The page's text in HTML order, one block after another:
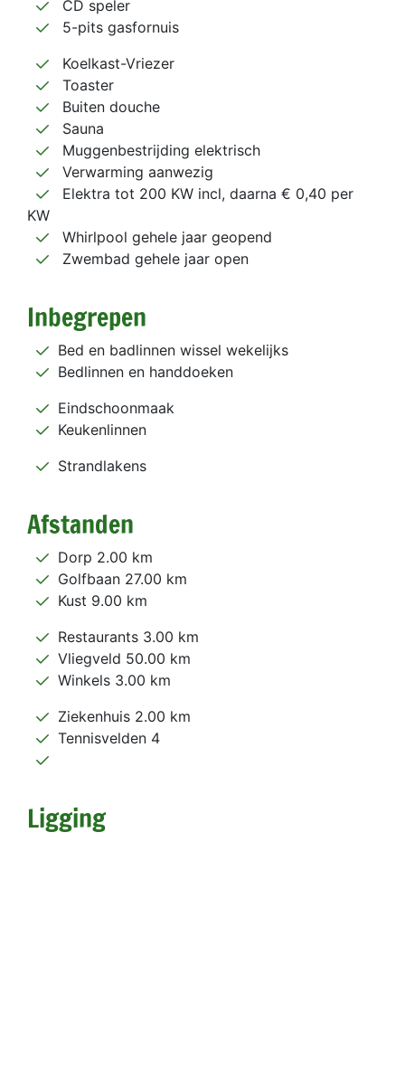
CD speler
5-pits gasfornuis
Koelkast-Vriezer
Toaster
Buiten douche
Sauna
Muggenbestrijding elektrisch
Verwarming aanwezig
Elektra tot 200 KW incl, daarna € 0,40 per
KW
Whirlpool gehele jaar geopend
Zwembad gehele jaar open
Inbegrepen
Bed en badlinnen wissel wekelijks
Bedlinnen en handdoeken
Eindschoonmaak
Keukenlinnen
Strandlakens
Afstanden
Dorp 2.00 km
Golfbaan 27.00 km
Kust 9.00 km
Restaurants 3.00 km
Vliegveld 50.00 km
Winkels 3.00 km
Ziekenhuis 2.00 km
Tennisvelden 4
Ligging